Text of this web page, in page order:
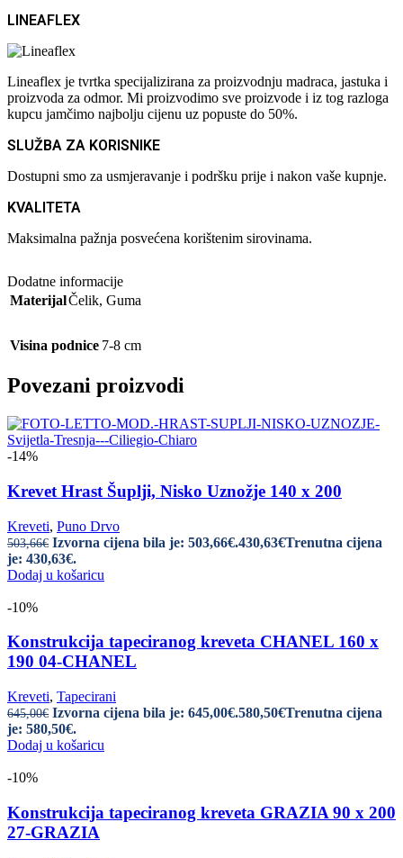
LINEAFLEX
Lineaflex je tvrtka specijalizirana za proizvodnju madraca, jastuka i
proizvoda za odmor. Mi proizvodimo sve proizvode i iz tog razloga
kupcu jamčimo najbolju cijenu uz popuste do 50%.
SLUŽBA ZA KORISNIKE
Dostupni smo za usmjeravanje i podršku prije i nakon vaše kupnje.
KVALITETA
Maksimalna pažnja posvećena korištenim sirovinama.
Dodatne informacije
MaterijalČelik, Guma
Visina podnice 7-8 cm
Povezani proizvodi
-14%
Krevet Hrast Šuplji, Nisko Uznožje 140 x 200
Kreveti, Puno Drvo
503,66€ Izvorna cijena bila je: 503,66€.430,63€Trenutna cijena
je: 430,63€.
Dodaj u košaricu
-10%
Konstrukcija tapeciranog kreveta CHANEL 160 x
190 04-CHANEL
Kreveti, Tapecirani
645,00€ Izvorna cijena bila je: 645,00€.580,50€Trenutna cijena
je: 580,50€.
Dodaj u košaricu
-10%
Konstrukcija tapeciranog kreveta GRAZIA 90 x 200
27-GRAZIA